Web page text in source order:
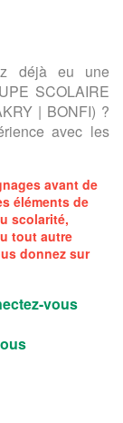
déjà eu une
SCOLAIRE
| BONFI) ?
avec les
avant de
éléments de
scolarité,
tout autre
donnez sur
vous